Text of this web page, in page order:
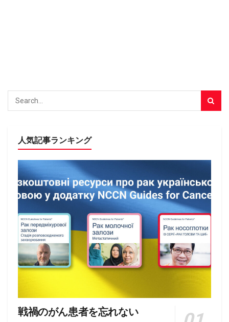
人気記事ランキング
戦禍のがん患者を忘れない